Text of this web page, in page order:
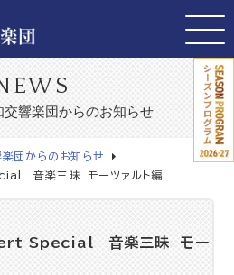
交響楽団からのお知らせ
団からのお知らせ
音楽三昧 モーツァルト編
Special 音楽三昧 モー